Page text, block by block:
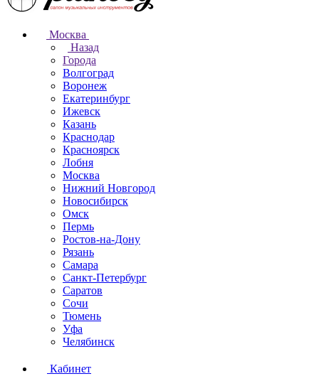
Москва
Назад
Города
Волгоград
Воронеж
Екатеринбург
Ижевск
Казань
Краснодар
Красноярск
Лобня
Москва
Нижний Новгород
Новосибирск
Омск
Пермь
Ростов-на-Дону
Рязань
Самара
Санкт-Петербург
Саратов
Сочи
Тюмень
Уфа
Челябинск
Кабинет